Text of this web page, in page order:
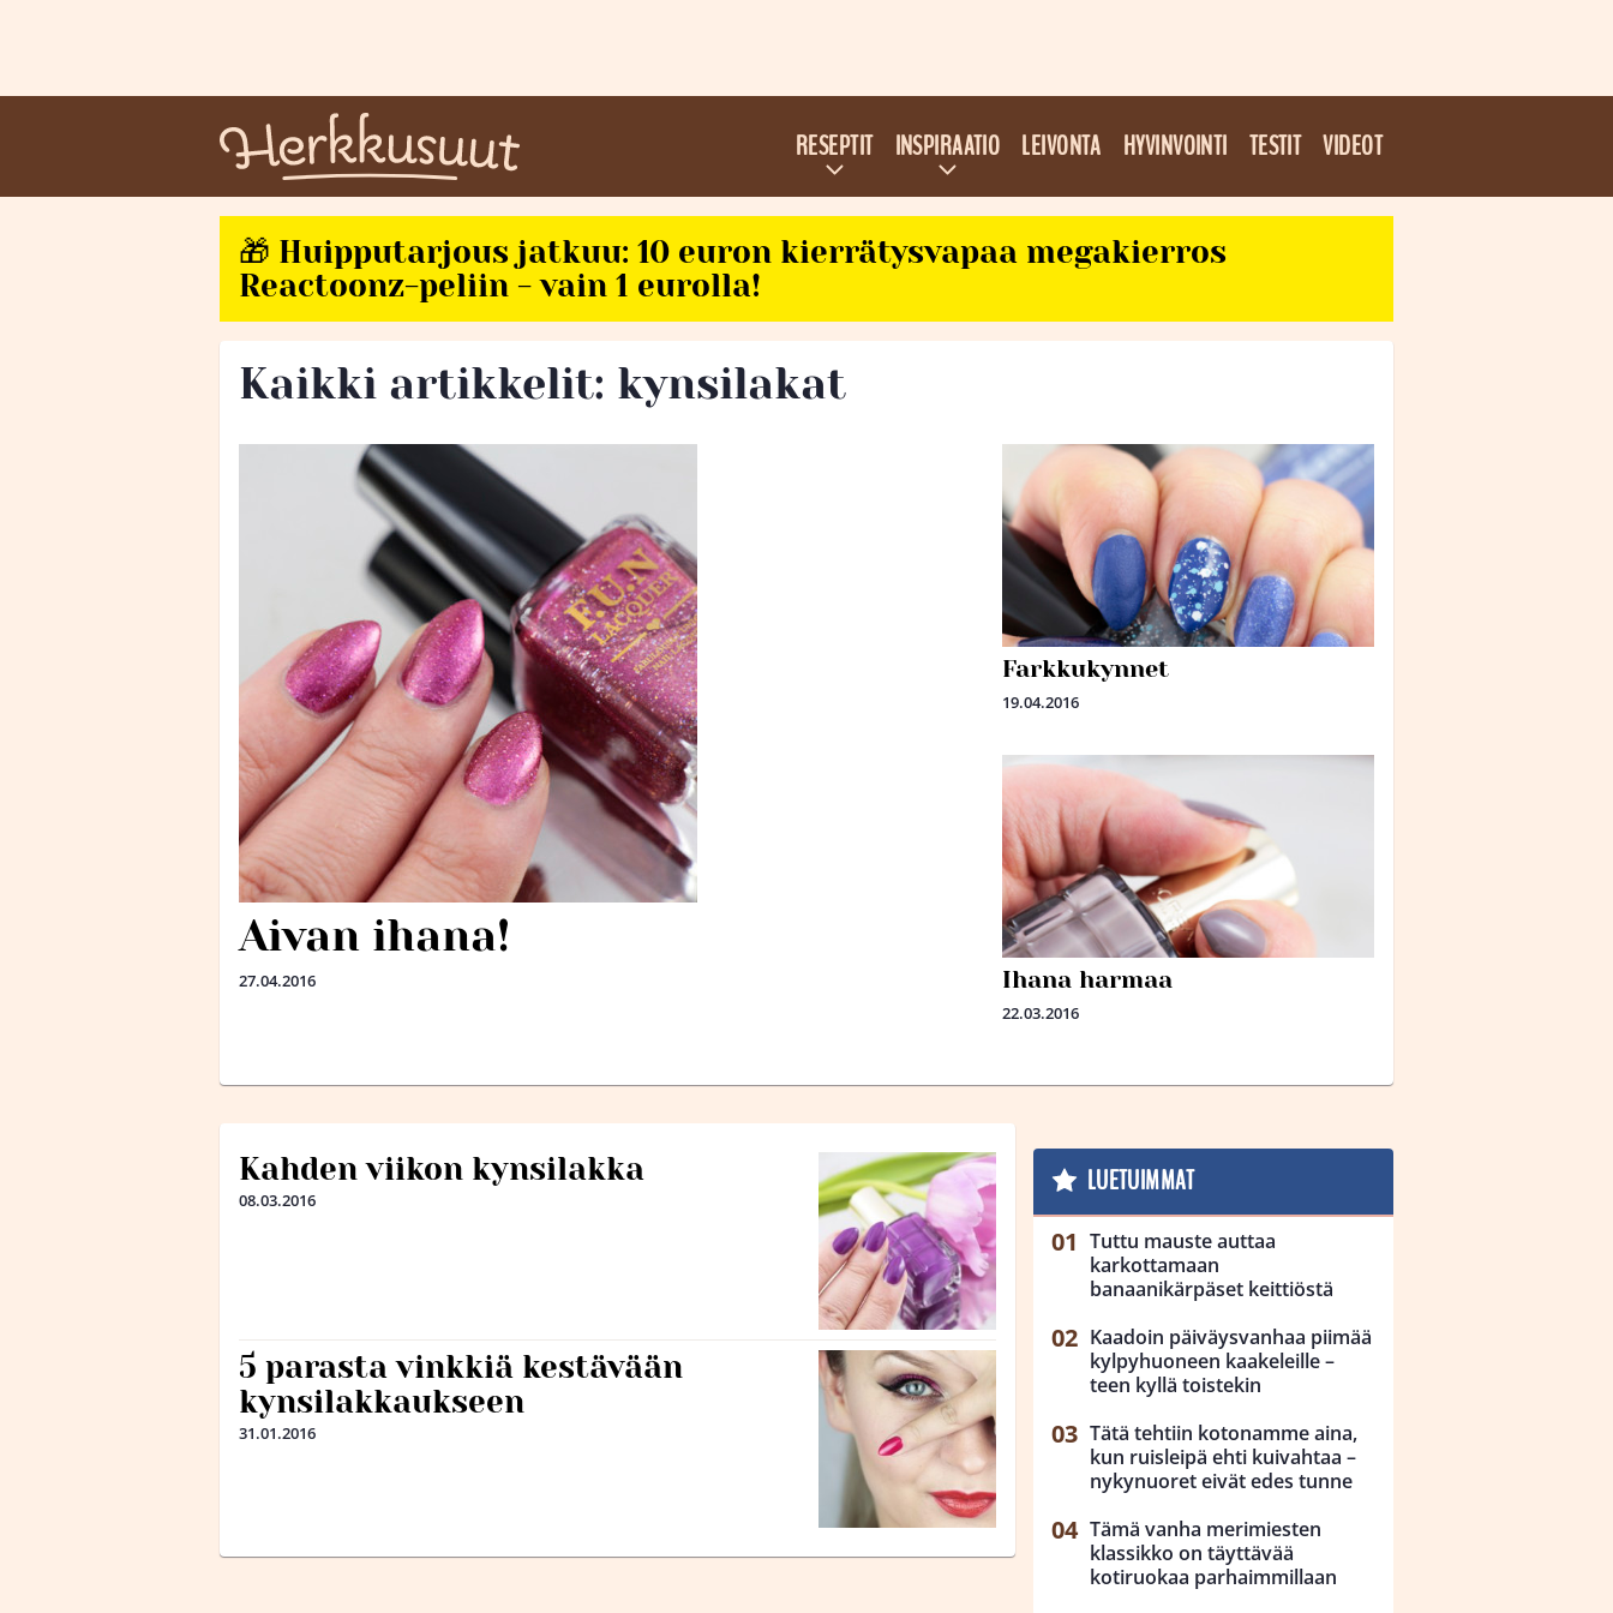
RESEPTIT INSPIRAATIO LEIVONTA HYVINVOINTI TESTIT VIDEOT
🎁 Huipputarjous jatkuu: 10 euron kierrätysvapaa megakierros
Reactoonz-peliin - vain 1 eurolla!
Kaikki artikkelit: kynsilakat
Aivan ihana!
27.04.2016
Farkkukynnet
19.04.2016
Ihana harmaa
22.03.2016
Kahden viikon kynsilakka
08.03.2016
5 parasta vinkkiä kestävään
kynsilakkaukseen
31.01.2016
LUETUIMMAT
Tuttu mauste auttaa
karkottamaan
banaanikärpäset keittiöstä
Kaadoin päiväysvanhaa piimää
kylpyhuoneen kaakeleille –
teen kyllä toistekin
Tätä tehtiin kotonamme aina,
kun ruisleipä ehti kuivahtaa –
nykynuoret eivät edes tunne
Tämä vanha merimiesten
klassikko on täyttävää
kotiruokaa parhaimmillaan